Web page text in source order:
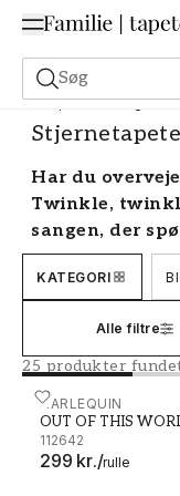
Søg
Tapeter Stil og
Har du
Twinkle,
sangen, der
henne. Den er
guld eller sølv,
Her finder du
Tapeter og
værelse
Et børnetapet
KATEGORI
Alle filtre
25 produkter
HARLEQUIN
OUT OF THIS
112642
299 kr./rulle
OUT OF THIS